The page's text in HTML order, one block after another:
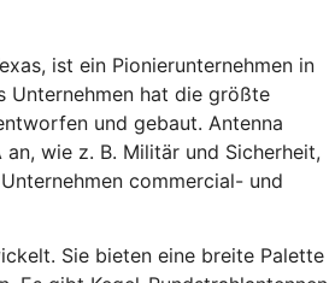
ist ein Pionierunternehmen in
Unternehmen hat die größte
und gebaut. Antenna
wie z. B. Militär und Sicherheit,
commercial- und
Sie bieten eine breite Palette